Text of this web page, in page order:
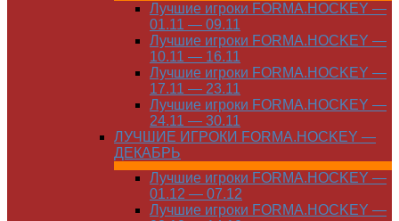
Лучшие игроки FORMA.HOCKEY —
01.11 — 09.11
Лучшие игроки FORMA.HOCKEY —
10.11 — 16.11
Лучшие игроки FORMA.HOCKEY —
17.11 — 23.11
Лучшие игроки FORMA.HOCKEY —
24.11 — 30.11
ЛУЧШИЕ ИГРОКИ FORMA.HOCKEY —
ДЕКАБРЬ
Лучшие игроки FORMA.HOCKEY —
01.12 — 07.12
Лучшие игроки FORMA.HOCKEY —